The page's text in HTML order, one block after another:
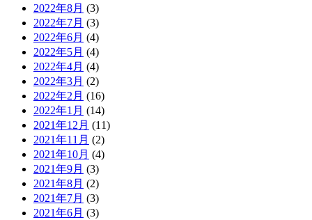
2022年8月 (3)
2022年7月 (3)
2022年6月 (4)
2022年5月 (4)
2022年4月 (4)
2022年3月 (2)
2022年2月 (16)
2022年1月 (14)
2021年12月 (11)
2021年11月 (2)
2021年10月 (4)
2021年9月 (3)
2021年8月 (2)
2021年7月 (3)
2021年6月 (3)